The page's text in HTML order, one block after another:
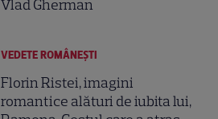
Vlad Gherman
VEDETE ROMÂNEŞTI
Florin Ristei, imagini
romantice alături de iubita lui,